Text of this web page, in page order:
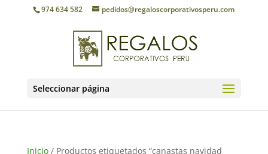
974 634 582 pedidos@regaloscorporativosperu.com
Seleccionar página
Inicio/ Productos etiquetados “canastas navidad